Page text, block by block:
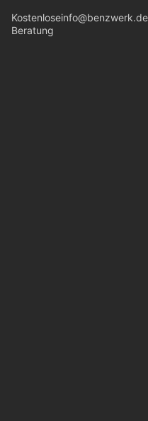
Kostenlose
Beratung
info@benzwerk.de